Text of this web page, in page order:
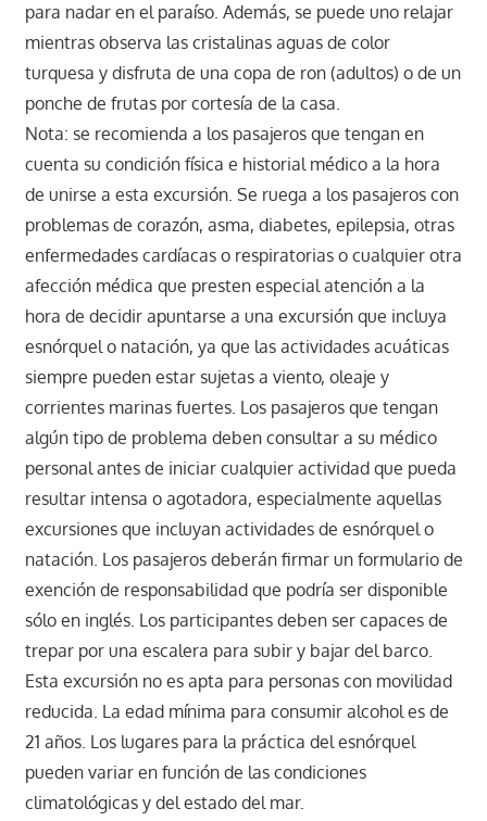
para nadar en el paraíso. Además, se puede uno relajar
mientras observa las cristalinas aguas de color
turquesa y disfruta de una copa de ron (adultos) o de un
ponche de frutas por cortesía de la casa.
Nota: se recomienda a los pasajeros que tengan en
cuenta su condición física e historial médico a la hora
de unirse a esta excursión. Se ruega a los pasajeros con
problemas de corazón, asma, diabetes, epilepsia, otras
enfermedades cardíacas o respiratorias o cualquier otra
afección médica que presten especial atención a la
hora de decidir apuntarse a una excursión que incluya
esnórquel o natación, ya que las actividades acuáticas
siempre pueden estar sujetas a viento, oleaje y
corrientes marinas fuertes. Los pasajeros que tengan
algún tipo de problema deben consultar a su médico
personal antes de iniciar cualquier actividad que pueda
resultar intensa o agotadora, especialmente aquellas
excursiones que incluyan actividades de esnórquel o
natación. Los pasajeros deberán firmar un formulario de
exención de responsabilidad que podría ser disponible
sólo en inglés. Los participantes deben ser capaces de
trepar por una escalera para subir y bajar del barco.
Esta excursión no es apta para personas con movilidad
reducida. La edad mínima para consumir alcohol es de
21 años. Los lugares para la práctica del esnórquel
pueden variar en función de las condiciones
climatológicas y del estado del mar.